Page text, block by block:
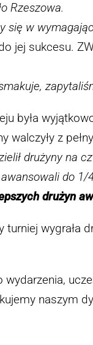
Rzeszowa.
się w
jej sukcesu.
była
walczyły z
drużyny na
do 1/
drużyn
turniej wygrała
wydarzenia,
naszym